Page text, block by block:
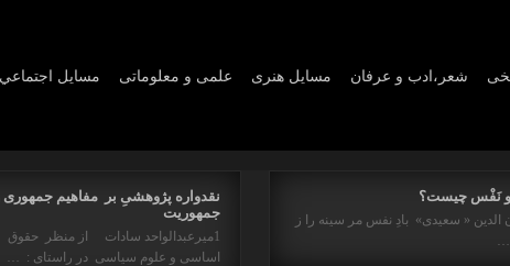
مسايل اجتماعي علمی و معلوماتی مسايل هنری شعر،ادب و عرفان
نقدواره پژوهشیِ بر مفاهیم جمهوری
جمهوریت
1میرعبدالواحد سادات از منظر حقوق
اساسی و علوم سیاسی در راستای : …
و نَفْس چیست؟
الدین « سعیدی» بادِ نفس مر سینه را ز